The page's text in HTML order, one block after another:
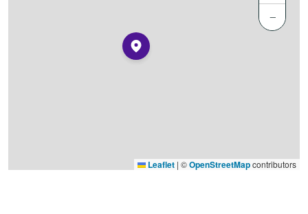
−
Leaflet | ©OpenStreetMapcontributors